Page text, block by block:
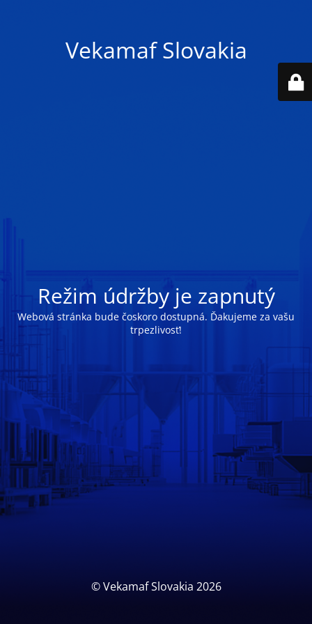
Vekamaf Slovakia
Režim údržby je zapnutý
Webová stránka bude čoskoro dostupná. Ďakujeme za vašu
trpezlivosť!
© Vekamaf Slovakia 2026